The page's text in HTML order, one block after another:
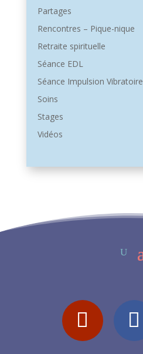
Partages
Rencontres – Pique-nique
Retraite spirituelle
Séance EDL
Séance Impulsion Vibratoire
Soins
Stages
Vidéos